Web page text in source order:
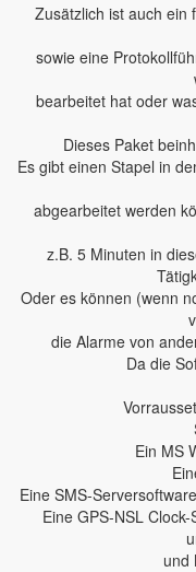
Zusätzlich ist auch ein
sowie eine
bearbeitet hat oder
Dieses Paket
Es gibt einen Stapel in
abgearbeitet werden
z.B. 5 Minuten in
Oder es können (wenn
die Alarme von
Da die
Ein MS
Eine SMS-
Eine GPS-NSL
und